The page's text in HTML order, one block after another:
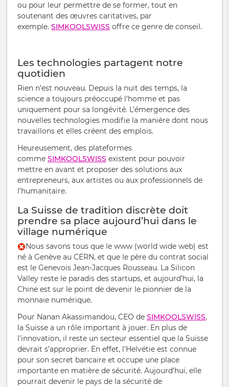
ou pour leur permettre de se former, tout en
soutenant des œuvres caritatives, par
exemple. SIMKOOLSWISS offre ce genre de conseil.
Les technologies partagent notre
quotidien
Rien n’est nouveau. Depuis la nuit des temps, la
science a toujours préoccupé l’homme et pas
uniquement pour sa longévité. L’émergence des
nouvelles technologies modifie la manière dont nous
travaillons et elles créent des emplois.
Heureusement, des plateformes
comme SIMKOOLSWISS existent pour pouvoir
mettre en avant et proposer des solutions aux
entrepreneurs, aux artistes ou aux professionnels de
l’humanitaire.
La Suisse de tradition discrète doit
prendre sa place aujourd’hui dans le
village numérique
Nous savons tous que le www (world wide web) est
né à Genève au CERN, et que le père du contrat social
est le Genevois Jean-Jacques Rousseau. La Silicon
Valley reste le paradis des startups, et aujourd’hui, la
Chine est sur le point de devenir le pionnier de la
monnaie numérique.
Pour Nanan Akassimandou, CEO de SIMKOOLSWISS,
la Suisse a un rôle important à jouer. En plus de
l’innovation, il reste un secteur essentiel que la Suisse
devrait s’approprier. En effet, l’Helvétie est connue
pour son secret bancaire et occupe une place
importante en matière de sécurité. Aujourd’hui, elle
pourrait devenir le pays de la sécurité de